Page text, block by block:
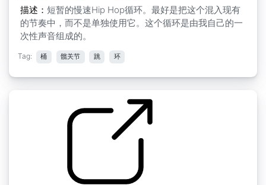
描述： 短暂的慢速Hip Hop循环。最好是把这个混入现有
的节奏中，而不是单独使用它。这个循环是由我自己的一
次性声音组成的。
Tag: 桶 髋关节 跳 环